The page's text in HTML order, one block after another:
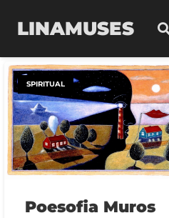
LINAMUSES
SPIRITUAL
Poesofia Muros